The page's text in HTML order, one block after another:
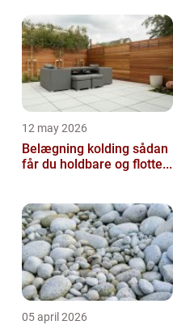
12 may 2026
Belægning kolding sådan
får du holdbare og flotte...
05 april 2026